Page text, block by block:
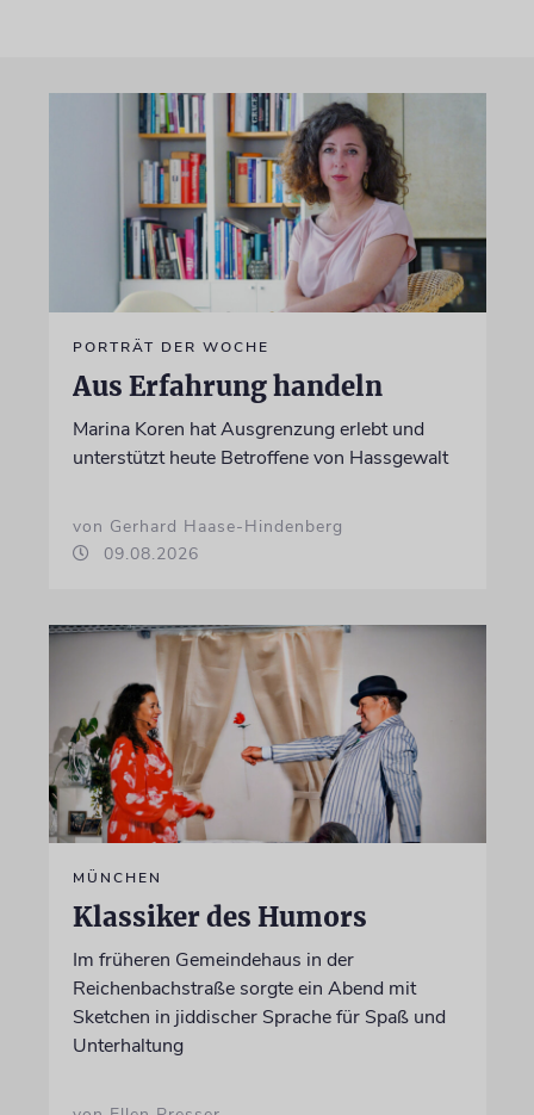
PORTRÄT DER WOCHE
Aus Erfahrung handeln
Marina Koren hat Ausgrenzung erlebt und
unterstützt heute Betroffene von Hassgewalt
von Gerhard Haase-Hindenberg
09.08.2026
MÜNCHEN
Klassiker des Humors
Im früheren Gemeindehaus in der
Reichenbachstraße sorgte ein Abend mit
Sketchen in jiddischer Sprache für Spaß und
Unterhaltung